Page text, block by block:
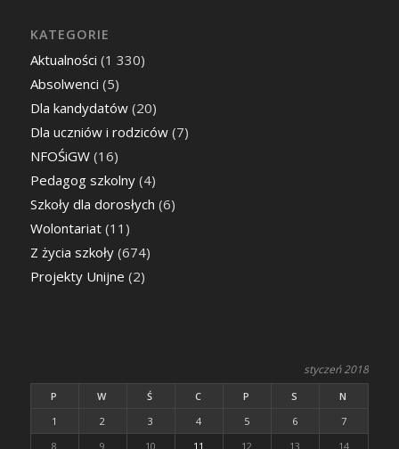
KATEGORIE
Aktualności (1 330)
Absolwenci (5)
Dla kandydatów(20)
Dla uczniów i rodziców(7)
NFOŚiGW(16)
Pedagog szkolny(4)
Szkoły dla dorosłych (6)
Wolontariat(11)
Z życia szkoły(674)
Projekty Unijne (2)
styczeń 2018
P W Ś C P S
N
1
2 3 4 5 6
7
8
9 10 11 12 13 14